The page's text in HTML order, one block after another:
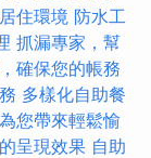
住環境 防水工
抓漏專家，幫
確保您的帳務
多樣化自助餐
您帶來輕鬆愉
呈現效果 自助